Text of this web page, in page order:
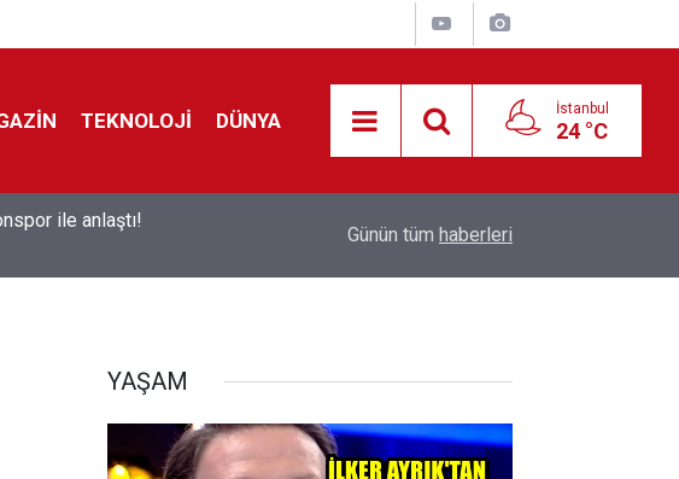
TEKNOLOJİ DÜNYA İstanbul
24 °C
ile anlaştı!
Feridun Düzağaç sahnelere ara verdi: ''En az
Günün tüm haberleri
YAŞAM